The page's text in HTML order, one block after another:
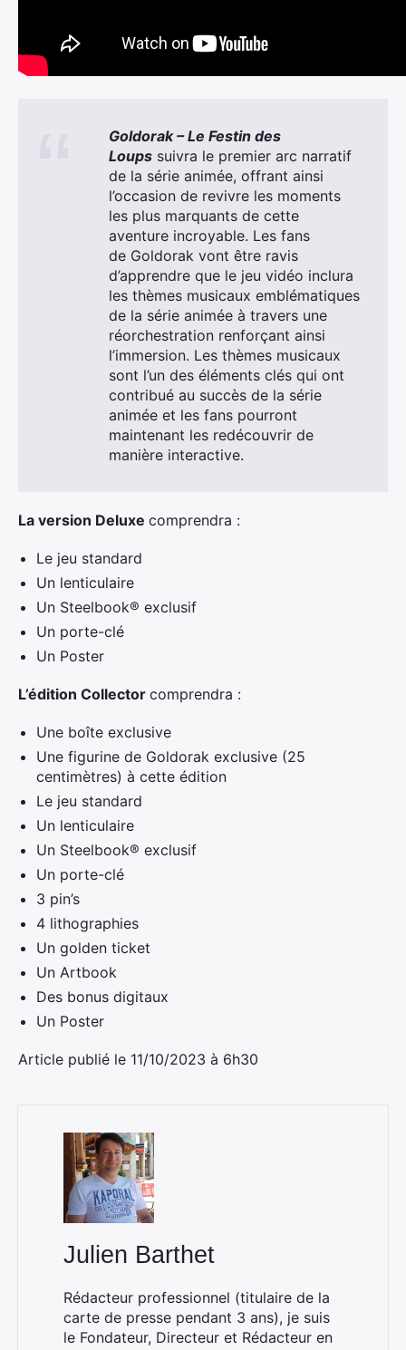
Goldorak– Le Festin des
Loups suivra le premier arc narratif
de la série animée, offrant ainsi
l’occasion de revivre les moments
les plus marquants de cette
aventure incroyable. Les fans
de Goldorak vont être ravis
d’apprendre que le jeu vidéo inclura
les thèmes musicaux emblématiques
de la série animée à travers une
réorchestration renforçant ainsi
l’immersion. Les thèmes musicaux
sont l’un des éléments clés qui ont
contribué au succès de la série
animée et les fans pourront
maintenant les redécouvrir de
manière interactive.
La version Deluxe comprendra :
Le jeu standard
Un lenticulaire
Un Steelbook® exclusif
Un porte-clé
Un Poster
L’édition Collector comprendra :
Une boîte exclusive
Une figurine de Goldorak exclusive (25
centimètres) à cette édition
Le jeu standard
Un lenticulaire
Un Steelbook® exclusif
Un porte-clé
3 pin’s
4 lithographies
Un golden ticket
Un Artbook
Des bonus digitaux
Un Poster
Article publié le 11/10/2023 à 6h30
Julien Barthet
Rédacteur professionnel (titulaire de la
carte de presse pendant 3 ans), je suis
le Fondateur, Directeur et Rédacteur en